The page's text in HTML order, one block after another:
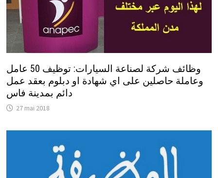
وظائف شركة لصناعة السيارات: توظيف 50 عامل
وعاملة حاصلين على اي شهادة او دبلوم بعقد عمل
دائم بمدينة فاس
27 mai 2018